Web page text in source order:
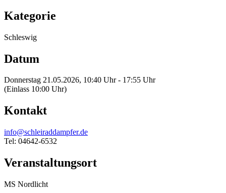
Kategorie
Schleswig
Datum
Donnerstag 21.05.2026, 10:40 Uhr - 17:55 Uhr
(Einlass 10:00 Uhr)
Kontakt
info@schleiraddampfer.de
Tel: 04642-6532
Veranstaltungsort
MS Nordlicht